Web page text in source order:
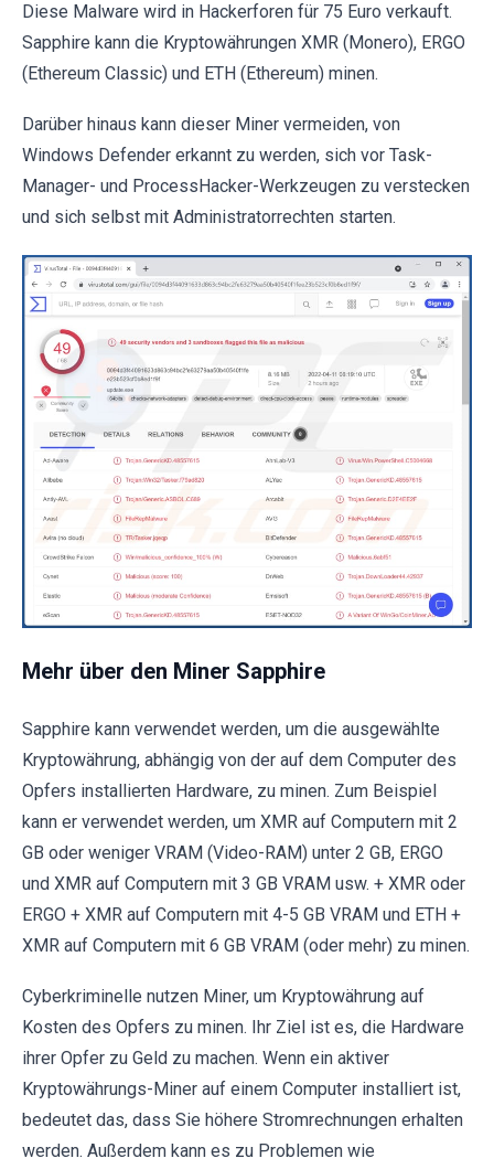
Diese Malware wird in Hackerforen für 75 Euro verkauft.
Sapphire kann die Kryptowährungen XMR (Monero), ERGO
(Ethereum Classic) und ETH (Ethereum) minen.
Darüber hinaus kann dieser Miner vermeiden, von
Windows Defender erkannt zu werden, sich vor Task-
Manager- und ProcessHacker-Werkzeugen zu verstecken
und sich selbst mit Administratorrechten starten.
Mehr über den Miner Sapphire
Sapphire kann verwendet werden, um die ausgewählte
Kryptowährung, abhängig von der auf dem Computer des
Opfers installierten Hardware, zu minen. Zum Beispiel
kann er verwendet werden, um XMR auf Computern mit 2
GB oder weniger VRAM (Video-RAM) unter 2 GB, ERGO
und XMR auf Computern mit 3 GB VRAM usw. + XMR oder
ERGO + XMR auf Computern mit 4-5 GB VRAM und ETH +
XMR auf Computern mit 6 GB VRAM (oder mehr) zu minen.
Cyberkriminelle nutzen Miner, um Kryptowährung auf
Kosten des Opfers zu minen. Ihr Ziel ist es, die Hardware
ihrer Opfer zu Geld zu machen. Wenn ein aktiver
Kryptowährungs-Miner auf einem Computer installiert ist,
bedeutet das, dass Sie höhere Stromrechnungen erhalten
werden. Außerdem kann es zu Problemen wie